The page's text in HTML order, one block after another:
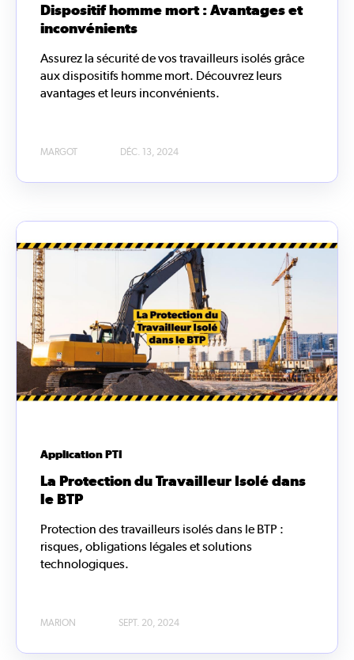
Dispositif homme mort : Avantages et
inconvénients
Assurez la sécurité de vos travailleurs isolés grâce
aux dispositifs homme mort. Découvrez leurs
avantages et leurs inconvénients.
MARGOT DÉC. 13, 2024
Application PTI
La Protection du Travailleur Isolé dans
le BTP
Protection des travailleurs isolés dans le BTP :
risques, obligations légales et solutions
technologiques.
MARION SEPT. 20, 2024